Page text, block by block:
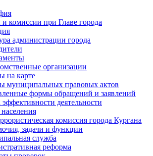
комиссии при Главе города
администрации города
организации
на карте
муниципальных правовых актов
формы обращений и заявлений
деятельности
комиссия города Кургана
задачи и функции
служба
реформа